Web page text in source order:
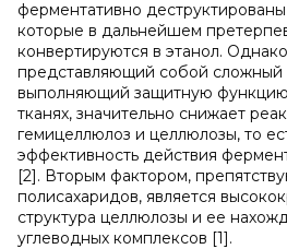
ферментативно
которые в дальнейшем
конвертируются в этанол.
представляющий собой
выполняющий защитную функцию
тканях, значительно снижает
гемицеллюлоз и целлюлозы, то
эффективность действия
[2]. Вторым фактором,
полисахаридов, является
структура целлюлозы и ее
углеводных комплексов [1].